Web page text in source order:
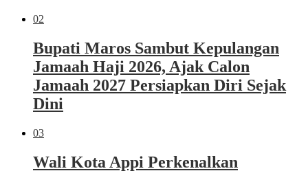
02
Bupati Maros Sambut Kepulangan
Jamaah Haji 2026, Ajak Calon
Jamaah 2027 Persiapkan Diri Sejak
Dini
03
Wali Kota Appi Perkenalkan